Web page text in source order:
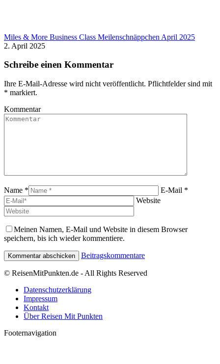
Miles & More Business Class Meilenschnäppchen April 2025
2. April 2025
Schreibe einen Kommentar
Ihre E-Mail-Adresse wird nicht veröffentlicht. Pflichtfelder sind mit
* markiert.
Kommentar
Name *
E-Mail *
Website
Meinen Namen, E-Mail und Website in diesem Browser
speichern, bis ich wieder kommentiere.
Beitragskommentare
© ReisenMitPunkten.de - All Rights Reserved
Datenschutzerklärung
Impressum
Kontakt
Über Reisen Mit Punkten
Footernavigation